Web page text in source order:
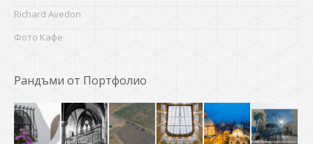
Richard Avedon
Фото Кафе
Рандъми от Портфолио